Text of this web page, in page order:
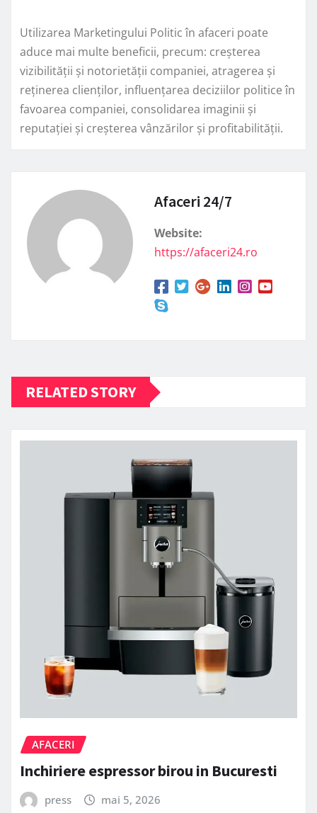
Utilizarea Marketingului Politic în afaceri poate
aduce mai multe beneficii, precum: creșterea
vizibilității și notorietății companiei, atragerea și
reținerea clienților, influențarea deciziilor politice în
favoarea companiei, consolidarea imaginii și
reputației și creșterea vânzărilor și profitabilității.
Afaceri 24/7
Website:
https://afaceri24.ro
RELATED STORY
AFACERI
Inchiriere espressor birou in Bucuresti
press mai 5, 2026